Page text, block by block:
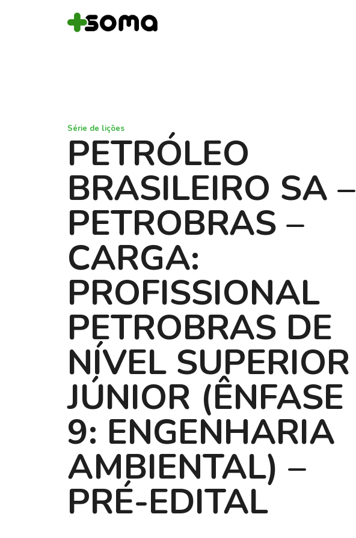
Série de lições
PETRÓLEO
BRASILEIRO SA –
PETROBRAS –
CARGA:
PROFISSIONAL
PETROBRAS DE
NÍVEL SUPERIOR
JÚNIOR (ÊNFASE
9: ENGENHARIA
AMBIENTAL) –
PRÉ-EDITAL